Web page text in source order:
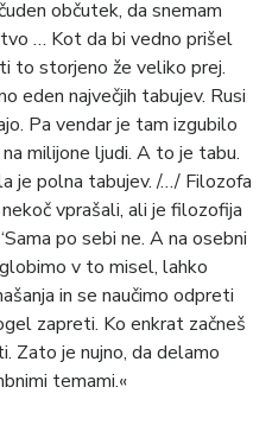
občutek, da snemam
… Kot da bi vedno prišel
to storjeno že veliko prej.
eden največjih tabujev. Rusi
Pa vendar je tam izgubilo
milijone ljudi. A to je tabu.
je polna tabujev. /…/ Filozofa
vprašali, ali je filozofija
po sebi ne. A na osebni
v to misel, lahko
in se naučimo odpreti
zapreti. Ko enkrat začneš
Zato je nujno, da delamo
temami.«